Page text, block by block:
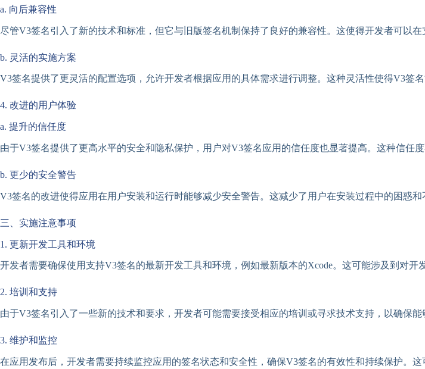
a. 向后兼容性
尽管V3签名引入了新的技术和标准，但它与旧版签名机制保持了良好的兼容性。这使得开发者可以
b. 灵活的实施方案
V3签名提供了更灵活的配置选项，允许开发者根据应用的具体需求进行调整。这种灵活性使得V3签
4. 改进的用户体验
a. 提升的信任度
由于V3签名提供了更高水平的安全和隐私保护，用户对V3签名应用的信任度也显著提高。这种信任
b. 更少的安全警告
V3签名的改进使得应用在用户安装和运行时能够减少安全警告。这减少了用户在安装过程中的困惑和
三、实施注意事项
1. 更新开发工具和环境
开发者需要确保使用支持V3签名的最新开发工具和环境，例如最新版本的Xcode。这可能涉及到对开
2. 培训和支持
由于V3签名引入了一些新的技术和要求，开发者可能需要接受相应的培训或寻求技术支持，以确保能
3. 维护和监控
在应用发布后，开发者需要持续监控应用的签名状态和安全性，确保V3签名的有效性和持续保护。这